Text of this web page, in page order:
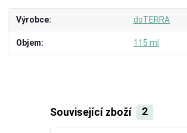
Výrobce doTERRA
Objem 115 ml
Související zboží 2